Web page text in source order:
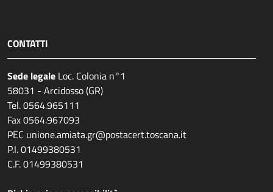
CONTATTI
Sede legale Loc. Colonia n°1
58031 - Arcidosso (GR)
Tel. 0564.965111
Fax 0564.967093
PEC unione.amiata.gr@postacert.toscana.it
P.I. 01499380531
C.F. 01499380531